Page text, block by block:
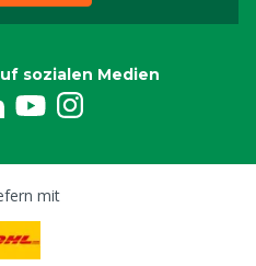
sozialen Medien
mit